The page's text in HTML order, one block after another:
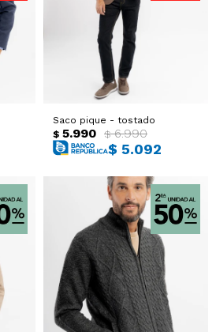
Saco pique - tostado
$ 5.990 $ 6.990
$ 5.092